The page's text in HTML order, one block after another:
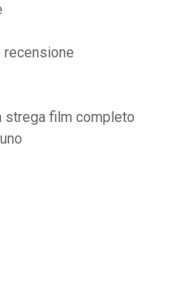
recensione
strega film completo